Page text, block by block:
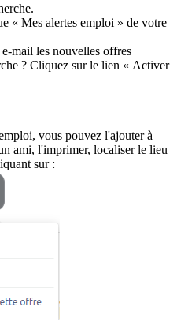
« Mes alertes emploi » de votre
mail les nouvelles offres
? Cliquez sur le lien « Activer
vous pouvez l'ajouter à
ami, l'imprimer, localiser le lieu
sur :